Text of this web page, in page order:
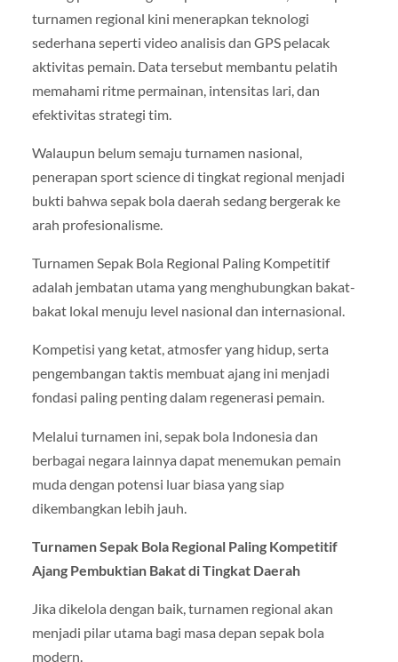
turnamen regional kini menerapkan teknologi
sederhana seperti video analisis dan GPS pelacak
aktivitas pemain. Data tersebut membantu pelatih
memahami ritme permainan, intensitas lari, dan
efektivitas strategi tim.
Walaupun belum semaju turnamen nasional,
penerapan sport science di tingkat regional menjadi
bukti bahwa sepak bola daerah sedang bergerak ke
arah profesionalisme.
Turnamen Sepak Bola Regional Paling Kompetitif
adalah jembatan utama yang menghubungkan bakat-
bakat lokal menuju level nasional dan internasional.
Kompetisi yang ketat, atmosfer yang hidup, serta
pengembangan taktis membuat ajang ini menjadi
fondasi paling penting dalam regenerasi pemain.
Melalui turnamen ini, sepak bola Indonesia dan
berbagai negara lainnya dapat menemukan pemain
muda dengan potensi luar biasa yang siap
dikembangkan lebih jauh.
Turnamen Sepak Bola Regional Paling Kompetitif
Ajang Pembuktian Bakat di Tingkat Daerah
Jika dikelola dengan baik, turnamen regional akan
menjadi pilar utama bagi masa depan sepak bola
modern.